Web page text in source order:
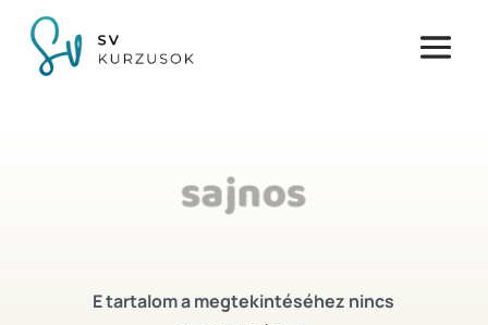
sajnos
E tartalom a megtekintéséhez nincs